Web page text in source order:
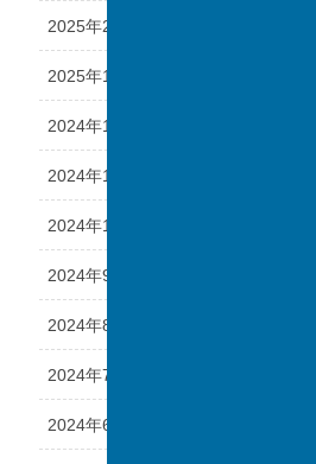
2025年2月
2025年1月
2024年12月
2024年11月
2024年10月
2024年9月
2024年8月
2024年7月
2024年6月